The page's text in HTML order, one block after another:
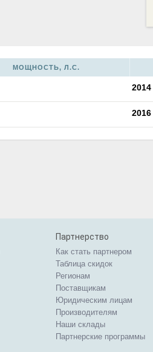
МОЩНОСТЬ, Л.С.
2014
2016
Партнерство
Как стать партнером
Таблица скидок
Регионам
Поставщикам
Юридическим лицам
Производителям
Наши склады
Партнерские программы